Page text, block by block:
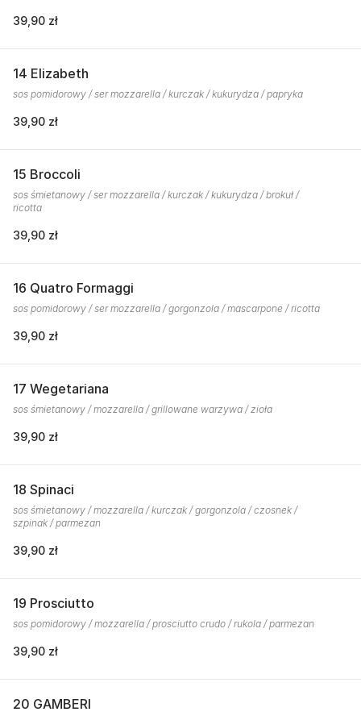
39,90 zł
14 Elizabeth
sos pomidorowy / ser mozzarella / kurczak / kukurydza / papryka
39,90 zł
15 Broccoli
sos śmietanowy / ser mozzarella / kurczak / kukurydza / brokuł /
ricotta
39,90 zł
16 Quatro Formaggi
sos pomidorowy / ser mozzarella / gorgonzola / mascarpone / ricotta
39,90 zł
17 Wegetariana
sos śmietanowy / mozzarella / grillowane warzywa / zioła
39,90 zł
18 Spinaci
sos śmietanowy / mozzarella / kurczak / gorgonzola / czosnek /
szpinak / parmezan
39,90 zł
19 Prosciutto
sos pomidorowy / mozzarella / prosciutto crudo / rukola / parmezan
39,90 zł
20 GAMBERI